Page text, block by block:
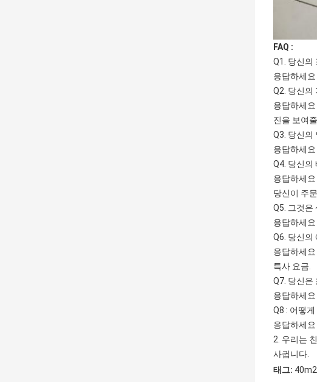
FAQ :
Q1. 당신의
응답하세
Q2. 당신의
응답하세
진을 보여
Q3. 당신의
응답하세요
Q4. 당신의
응답하세
당신이 주
Q5. 그것은
응답하세
Q6. 당신의
응답하세
특사 요금.
Q7. 당신은
응답하세
Q8 : 어떻
응답하세
2. 우리는
사귑니다.
태그: